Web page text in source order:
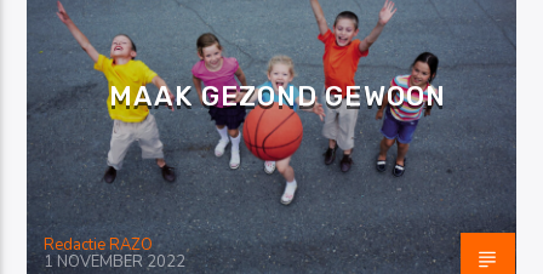
Luister RAZO online
MAAK GEZOND GEWOON
Redactie RAZO
1 NOVEMBER 2022